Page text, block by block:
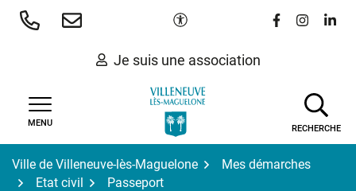
Aller
Paramètres d'accessibilité
Lien vers le
Lien vers
Lien
Je suis une association
MENU
RECHERCHE
Ville de Villeneuve-lès-Maguelone
Mes démarches
Etat civil
Passeport